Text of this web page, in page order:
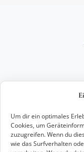
Um dir ein optimales
Cookies, um
zuzugreifen. Wenn du
wie das Surfverhalten